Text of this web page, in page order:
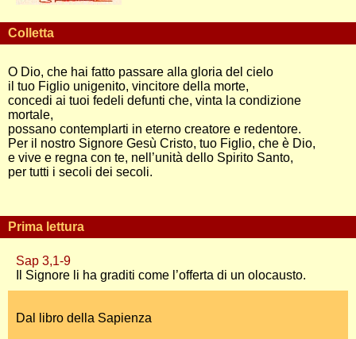
Colletta
O Dio, che hai fatto passare alla gloria del cielo
il tuo Figlio unigenito, vincitore della morte,
concedi ai tuoi fedeli defunti che, vinta la condizione
mortale,
possano contemplarti in eterno creatore e redentore.
Per il nostro Signore Gesù Cristo, tuo Figlio, che è Dio,
e vive e regna con te, nell’unità dello Spirito Santo,
per tutti i secoli dei secoli.
Prima lettura
Sap 3,1-9
Il Signore li ha graditi come l’offerta di un olocausto.
Dal libro della Sapienza